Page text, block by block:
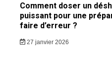
Comment doser un
puissant pour une
faire d’erreur ?
27 janvier 2026